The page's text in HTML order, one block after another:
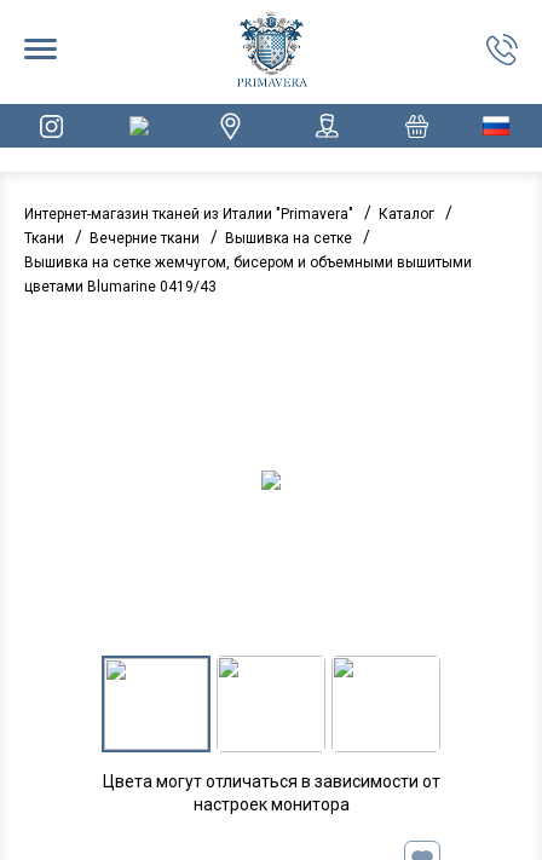
Интернет-магазин тканей из Италии "Primavera" / Каталог /
Ткани / Вечерние ткани / Вышивка на сетке /
Вышивка на сетке жемчугом, бисером и объемными вышитыми
цветами Blumarinе 0419/43
Цвета могут отличаться в зависимости от
настроек монитора